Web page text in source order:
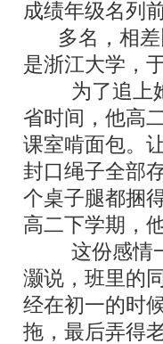
成绩年级名列
多名，相
是浙江大学，
为了追上
省时间，他高
课室啃面包。
封口绳子全部
个桌子腿都捆
高二下学期，
这份感情
灏说，班里的
经在初一的时
拖，最后弄得